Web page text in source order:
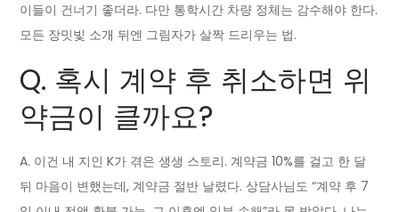
이들이 건너기 좋더라. 다만 통학시간 차량 정체는 감수해야 한다.
모든 장밋빛 소개 뒤엔 그림자가 살짝 드리우는 법.
Q. 혹시 계약 후 취소하면 위
약금이 클까요?
A. 이건 내 지인 K가 겪은 생생 스토리. 계약금 10%를 걸고 한 달
뒤 마음이 변했는데, 계약금 절반 날렸다. 상담사님도 “계약 후 7